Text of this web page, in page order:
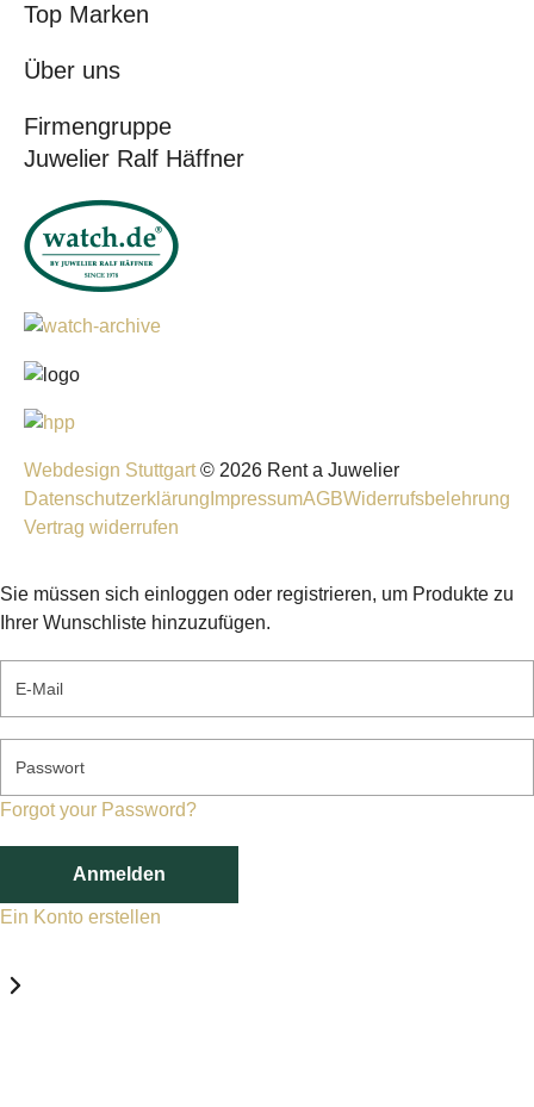
Top Marken
Über uns
Firmengruppe
Juwelier Ralf Häffner
Webdesign Stuttgart © 2026 Rent a Juwelier
Datenschutzerklärung ImpressumAGBWiderrufsbelehrung
Vertrag widerrufen
Sie müssen sich einloggen oder registrieren, um Produkte zu
Ihrer Wunschliste hinzuzufügen.
E-Mail
Passwort
Forgot your Password?
Anmelden
Ein Konto erstellen